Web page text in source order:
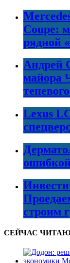
Coupe:
рядной
Андрей
майора
Lexus
строим
СЕЙЧАС